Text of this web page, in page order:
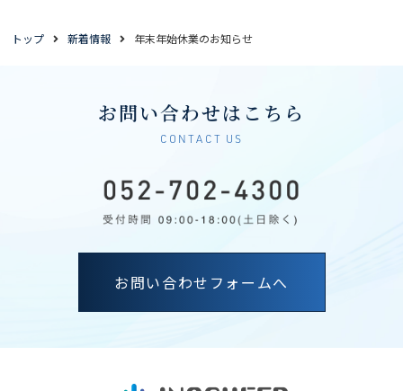
トップ 新着情報 年末年始休業のお知らせ
お問い合わせはこちら
CONTACT US
お問い合わせフォームへ